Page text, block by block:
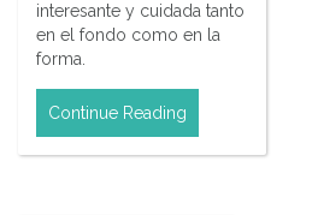
interesante y cuidada tanto
en el fondo como en la
forma.
Continue Reading